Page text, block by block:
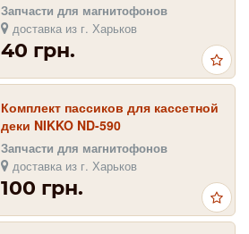
Запчасти для магнитофонов
доставка из г. Харьков
40 грн.
Комплект пассиков для кассетной
деки NIKKO ND-590
Запчасти для магнитофонов
доставка из г. Харьков
100 грн.